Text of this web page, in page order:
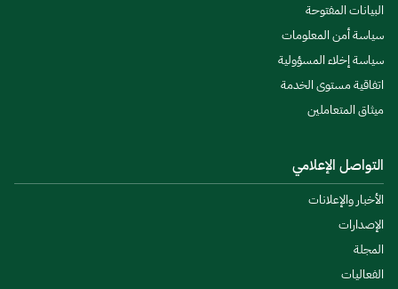
البيانات المفتوحة
سياسة أمن المعلومات
سياسة إخلاء المسؤولية
اتفاقية مستوى الخدمة
ميثاق المتعاملين
التواصل الإعلامي
الأخبار والإعلانات
الإصدارات
المجلة
الفعاليات